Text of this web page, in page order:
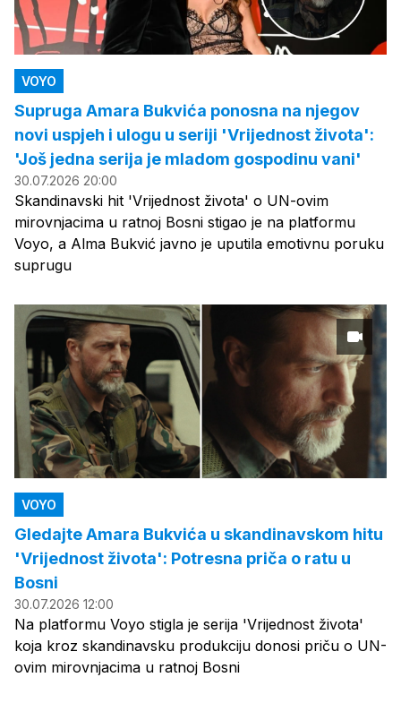
VOYO
Supruga Amara Bukvića ponosna na njegov
novi uspjeh i ulogu u seriji 'Vrijednost života':
'Još jedna serija je mladom gospodinu vani'
30.07.2026 20:00
Skandinavski hit 'Vrijednost života' o UN-ovim
mirovnjacima u ratnoj Bosni stigao je na platformu
Voyo, a Alma Bukvić javno je uputila emotivnu poruku
suprugu
VOYO
Gledajte Amara Bukvića u skandinavskom hitu
'Vrijednost života': Potresna priča o ratu u
Bosni
30.07.2026 12:00
Na platformu Voyo stigla je serija 'Vrijednost života'
koja kroz skandinavsku produkciju donosi priču o UN-
ovim mirovnjacima u ratnoj Bosni